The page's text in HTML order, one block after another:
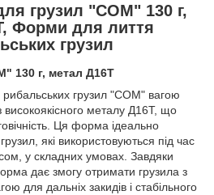
грузил "СОМ" 130 г,
Форми для лиття
грузил
130 г, метал Д16Т
грузил "СОМ" вагою
високоякісного металу Д16Т, що
Ця форма ідеально
які використовуються під час
у складних умовах. Завдяки
дає змогу отримати грузила з
для дальніх закидів і стабільного